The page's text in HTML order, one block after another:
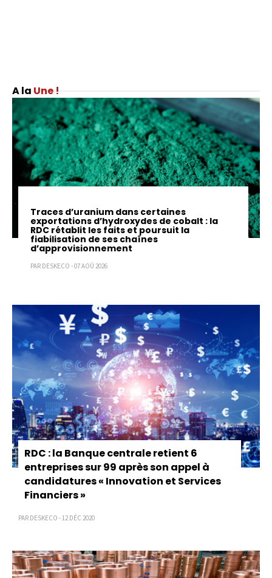
Une !
Traces d’uranium dans certaines
exportations d’hydroxydes de cobalt : la
RDC rétablit les faits et poursuit la
fiabilisation de ses chaînes
d’approvisionnement
PAR DESKECO - 07 AOÛ 2026
RDC : la Banque centrale retient 6
entreprises sur 99 après son appel à
candidatures « Innovation et Services
Financiers »
PAR DESKECO - 12 DÉC 2020
Pagination